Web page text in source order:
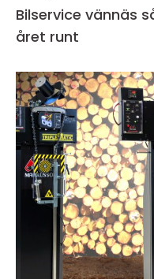
Bilservice vännäs så tar du hand om bilen
året runt